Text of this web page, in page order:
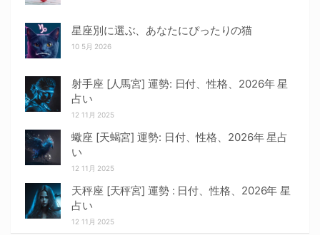
星座別に選ぶ、あなたにぴったりの猫
10 5月 2026
射手座 [人馬宮] 運勢: 日付、性格、2026年 星
占い
12 11月 2025
蠍座 [天蝎宮] 運勢: 日付、性格、2026年 星占
い
12 11月 2025
天秤座 [天秤宮] 運勢 : 日付、性格、2026年 星
占い
12 11月 2025